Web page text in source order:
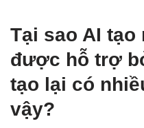
Tại sao AI tạo
được hỗ trợ
tạo lại có
vậy?